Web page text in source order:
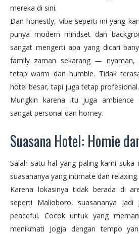
mereka di sini.
Dan honestly, vibe seperti ini yang
punya modern mindset dan
sangat mengerti apa yang dicari
family zaman sekarang — nyaman,
tetap warm dan humble. Tidak
hotel besar, tapi juga tetap profesional.
Mungkin karena itu juga ambience
sangat personal dan homey.
Suasana Hotel: Homie
Salah satu hal yang paling kami suka
suasananya yang intimate dan relaxing.
Karena lokasinya tidak berada di
seperti Malioboro, suasananya
peaceful. Cocok untuk yang
menikmati Jogja dengan tempo